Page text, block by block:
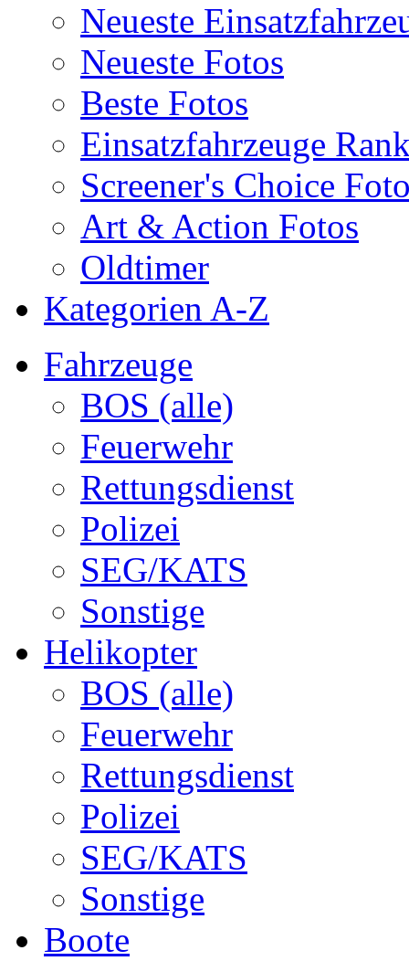
Neueste
Neueste Fotos
Beste Fotos
Einsatzfahrzeuge
Screener's Choice
Art & Action Fotos
Oldtimer
Kategorien A-Z
Fahrzeuge
BOS (alle)
Feuerwehr
Rettungsdienst
Polizei
SEG/KATS
Sonstige
Helikopter
BOS (alle)
Feuerwehr
Rettungsdienst
Polizei
SEG/KATS
Sonstige
Boote